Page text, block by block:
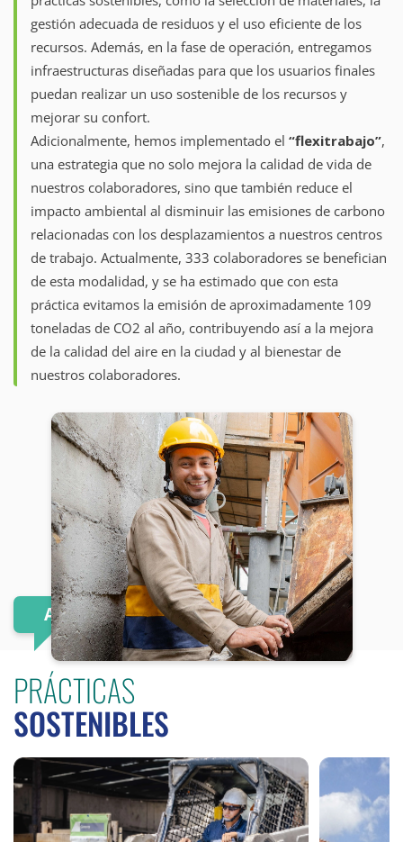
gestión adecuada de residuos y el uso eficiente de los
recursos. Además, en la fase de operación, entregamos
infraestructuras diseñadas para que los usuarios finales
puedan realizar un uso sostenible de los recursos y
mejorar su confort.
Adicionalmente, hemos implementado el “flexitrabajo”,
una estrategia que no solo mejora la calidad de vida de
nuestros colaboradores, sino que también reduce el
impacto ambiental al disminuir las emisiones de carbono
relacionadas con los desplazamientos a nuestros centros
de trabajo. Actualmente, 333 colaboradores se benefician
de esta modalidad, y se ha estimado que con esta
práctica evitamos la emisión de aproximadamente 109
toneladas de CO2 al año, contribuyendo así a la mejora
de la calidad del aire en la ciudad y al bienestar de
nuestros colaboradores.
Ambiental
PRÁCTICAS
SOSTENIBLES